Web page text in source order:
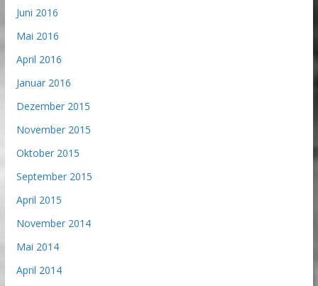
Juni 2016
Mai 2016
April 2016
Januar 2016
Dezember 2015
November 2015
Oktober 2015
September 2015
April 2015
November 2014
Mai 2014
April 2014